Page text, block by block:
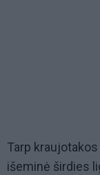
Tarp
išeminė širdies